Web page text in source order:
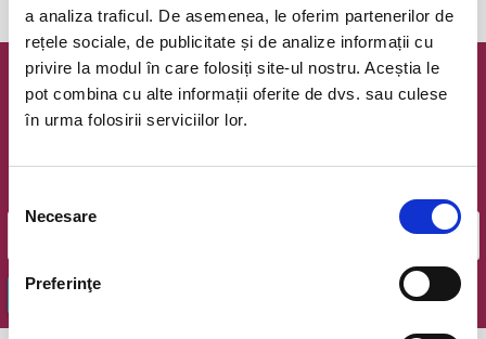
a analiza traficul. De asemenea, le oferim partenerilor de
rețele sociale, de publicitate și de analize informații cu
privire la modul în care folosiți site-ul nostru. Aceștia le
pot combina cu alte informații oferite de dvs. sau culese
în urma folosirii serviciilor lor.
consimțământului
Necesare
Preferinţe
Newsletter @ Bilete.ro
OK